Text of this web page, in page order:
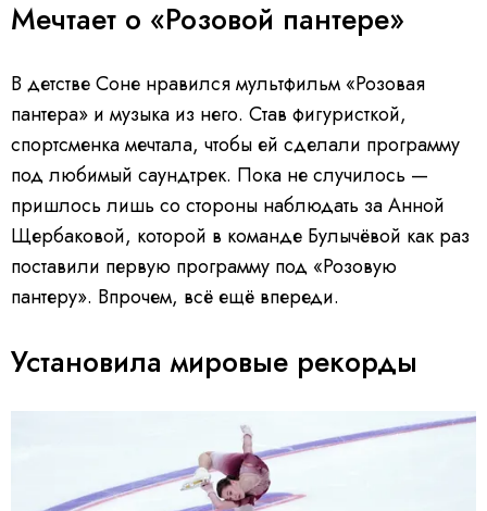
Мечтает о «Розовой пантере»
В детстве Соне нравился мультфильм «Розовая
пантера» и музыка из него. Став фигуристкой,
спортсменка мечтала, чтобы ей сделали программу
под любимый саундтрек. Пока не случилось —
пришлось лишь со стороны наблюдать за Анной
Щербаковой, которой в команде Булычёвой как раз
поставили первую программу под «Розовую
пантеру». Впрочем, всё ещё впереди.
Установила мировые рекорды